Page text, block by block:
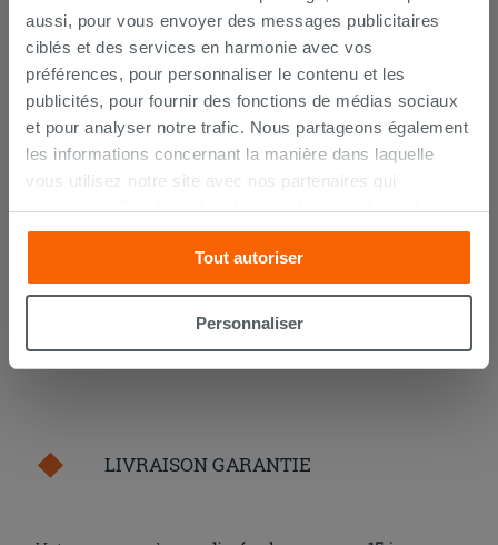
aussi, pour vous envoyer des messages publicitaires
ciblés et des services en harmonie avec vos
préférences, pour personnaliser le contenu et les
publicités, pour fournir des fonctions de médias sociaux
et pour analyser notre trafic. Nous partageons également
les informations concernant la manière dans laquelle
vous utilisez notre site avec nos partenaires qui
s’occupent d’analyser les données Internet, les publicités
et les réseaux sociaux. Lesdits partenaires pourraient
combiner ces informations avec d’autres que vous leur
avez fournies ou qu’ils ont recueillies à partir de votre
utilisation sur leurs services. Si vous souhaitez en savoir
cookies, ou à quelques-uns seulement,cliquez iciou
l'installation des cookies techniques uniquement.
Tout autoriser
Personnaliser
Nettoyant anticalcaire Saninet 750
ml
14,90 €
AJOUTER AU PANIER
LIVRAISON GARANTIE